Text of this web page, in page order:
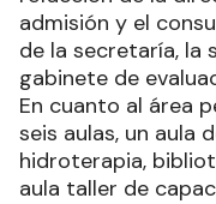
admisión y el
de la secretaría, la
gabinete de
En cuanto al área
seis aulas, un aula
hidroterapia,
aula taller de